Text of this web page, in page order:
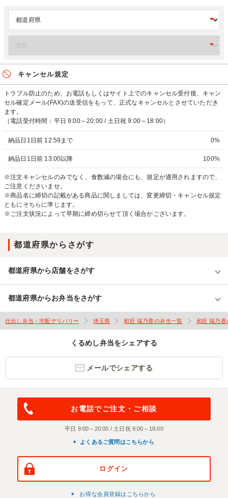
キャンセル規定
トラブル防止のため、お電話もしくはサイト上でのキャンセル受付後、キャン
セル確定メール(FAX)の送受信をもって、正式なキャンセルとさせていただき
ます。
（電話受付時間：平日 9:00～20:00 / 土日祝 9:00～18:00）
納品日1日前 12:59まで 0%
納品日1日前 13:00以降 100%
※注文キャンセルのみでなく、食数減の場合にも、規定が適用されますので、
ご注意くださいませ。
※商品名に締切の記載がある商品に関しましては、変更締切・キャンセル規定
ともにそちらに準じます。
※ご注文状況によって早期に締め切らせて頂く場合がございます。
都道府県からさがす
都道府県から店舗をさがす
都道府県からお弁当をさがす
仕出し弁当・宅配デリバリー 埼玉県 和匠 瑞乃香の弁当一覧 和匠 瑞乃香
くるめし弁当をシェアする
メールでシェアする
お電話でご注文・ご相談
平日 9:00～20:00 / 土日祝 9:00～18:00
よくあるご質問はこちらから
ログイン
お得な会員登録はこちらから